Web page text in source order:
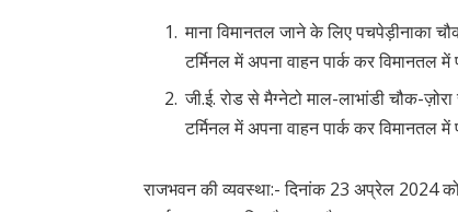
माना विमानतल जाने के लिए पचपेड़ीनाका
टर्मिनल में अपना वाहन पार्क कर विमानतल
जी.ई. रोड से मैग्नेटो माल-लाभांडी चौक-
टर्मिनल में अपना वाहन पार्क कर विमानतल
राजभवन की व्यवस्था:- दिनांक 23 अप्रेल 2024 को